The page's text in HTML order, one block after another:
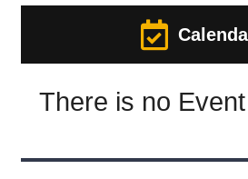
There is no Event